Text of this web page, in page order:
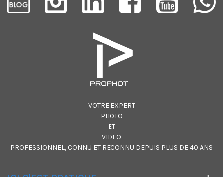
VOTRE EXPERT
PHOTO
ET
VIDEO
PROFESSIONNEL, CONNU ET RECONNU DEPUIS PLUS DE 40 ANS